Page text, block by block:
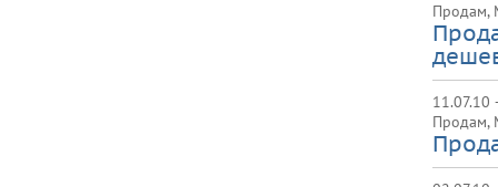
Продам,
11.07.10
Продам,